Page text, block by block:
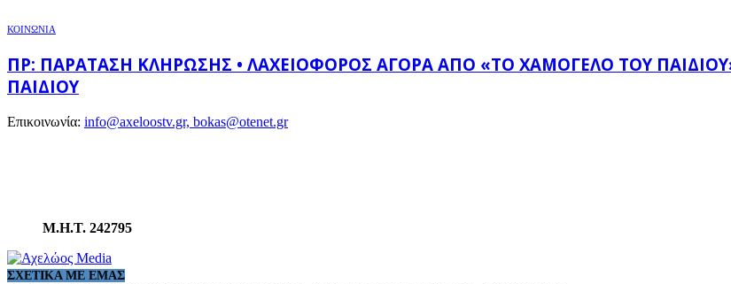
ΚΟΙΝΩΝΙΑ
ΠΡ: ΠΑΡΆΤΑΣΗ ΚΛΉΡΩΣΗΣ • ΛΑΧΕΙΟΦΌΡΟΣ ΑΓΟΡΆ ΑΠΌ «ΤΟ ΧΑΜΌΓΕΛΟ ΤΟΥ
ΠΑΙΔΙΟΎ
Επικοινωνία: info@axeloostv.gr, bokas@otenet.gr
Μ.Η.Τ. 242795
ΣΧΕΤΙΚΆ ΜΕ ΕΜΆΣ